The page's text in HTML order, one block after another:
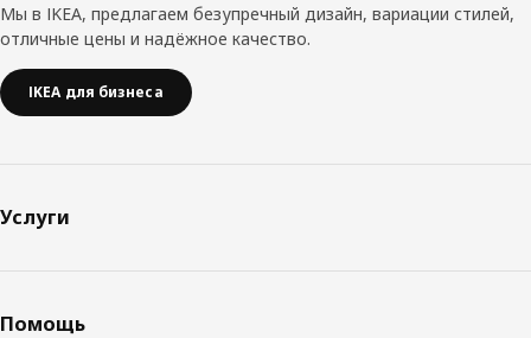
Мы в IKEA, предлагаем безупречный дизайн, вариации стилей,
отличные цены и надёжное качество.
IKEA для бизнеса
Услуги
Помощь